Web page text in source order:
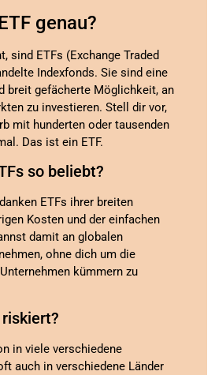
genau?
sind ETFs (Exchange Traded
Indexfonds. Sie sind eine
breit gefächerte Möglichkeit, an
zu investieren. Stell dir vor,
mit hunderten oder tausenden
Das ist ein ETF.
so beliebt?
ETFs ihrer breiten
Kosten und der einfachen
damit an globalen
ohne dich um die
kümmern zu
in viele verschiedene
auch in verschiedene Länder